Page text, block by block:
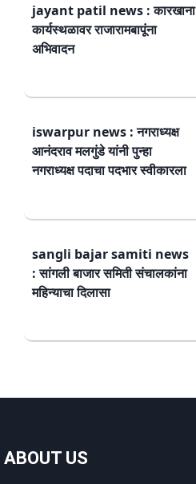
jayant patil news : कारखाना
कार्यस्थळावर राजारामबापूंना
अभिवादन
iswarpur news : नगराध्यक्ष
आनंदराव मलगुंडे यांनी पुन्हा
नगराध्यक्ष पदाचा पदभार स्वीकारला
sangli bajar samiti news
: सांगली बाजार समिती संचालकांना
महिन्याचा दिलासा
ABOUT US